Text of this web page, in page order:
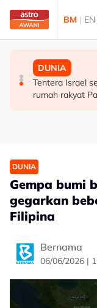
Skip to main content
BM | EN
MALAYSIA
Tindakan
bukti ketegasan
MALAYSIA
AKPS tahan
dieksport ke
DUNIA
Tentera Israel
rumah rakyat
DUNIA
Gempa bumi
gegarkan
Filipina
Bernama
06/06/2026 |